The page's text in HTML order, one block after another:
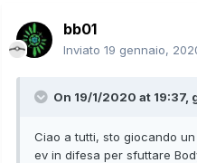
bb01
Inviato 19 gennaio,
On 19/1/2020 at 19:37,
Ciao a tutti, sto giocando
ev in difesa per sfuttare